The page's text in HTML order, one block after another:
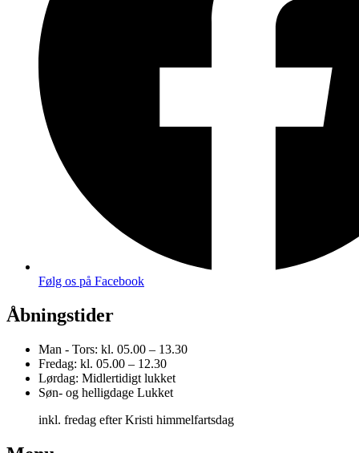
Følg os på Facebook
Åbningstider
Man - Tors: kl. 05.00 – 13.30
Fredag: kl. 05.00 – 12.30
Lørdag: Midlertidigt lukket
Søn- og helligdage Lukket
inkl. fredag efter Kristi himmelfartsdag